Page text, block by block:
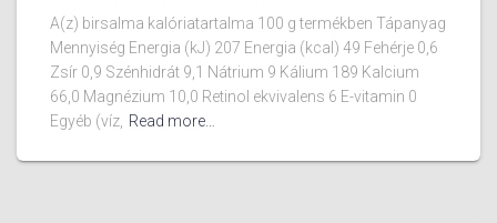
A(z) birsalma kalóriatartalma 100 g termékben Tápanyag
Mennyiség Energia (kJ) 207 Energia (kcal) 49 Fehérje 0,6
Zsír 0,9 Szénhidrát 9,1 Nátrium 9 Kálium 189 Kalcium
66,0 Magnézium 10,0 Retinol ekvivalens 6 E-vitamin 0
Egyéb (víz, Read more…